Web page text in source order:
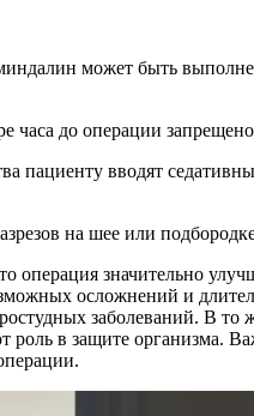
может быть
часа до операции
пациенту вводят
на шее или
значительно
осложнений и
заболеваний. В то
роль в защите организма.